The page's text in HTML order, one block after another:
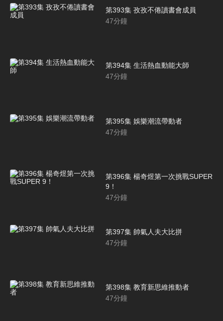
第393集 孜孜不倦讀書會成員
47分鐘
第394集 生活熱血動能大師
47分鐘
第395集 娛樂潮流帶動者
47分鐘
第396集 楊奇煜第一次挑戰SUPER
9！
47分鐘
第397集 帥氣人夫大比拼
47分鐘
第398集 教育新思維推動者
47分鐘